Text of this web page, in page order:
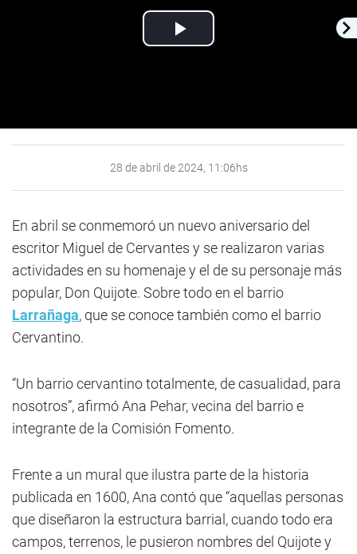
Play
28 de abril de 2024, 11:06hs
En abril se conmemoró un nuevo aniversario del
escritor Miguel de Cervantes y se realizaron varias
actividades en su homenaje y el de su personaje más
popular, Don Quijote. Sobre todo en el barrio
Larrañaga, que se conoce también como el barrio
Cervantino.
“Un barrio cervantino totalmente, de casualidad, para
nosotros”, afirmó Ana Pehar, vecina del barrio e
integrante de la Comisión Fomento.
Frente a un mural que ilustra parte de la historia
publicada en 1600, Ana contó que “aquellas personas
que diseñaron la estructura barrial, cuando todo era
campos, terrenos, le pusieron nombres del Quijote y